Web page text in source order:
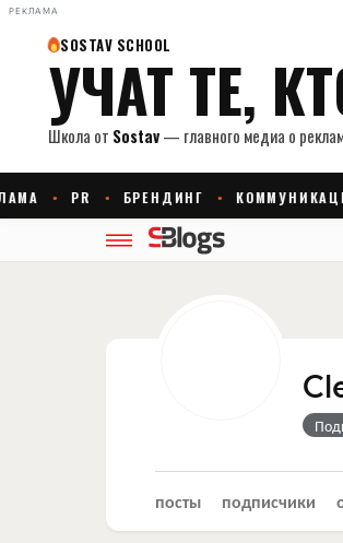
РЕКЛАМА
посты подписчики